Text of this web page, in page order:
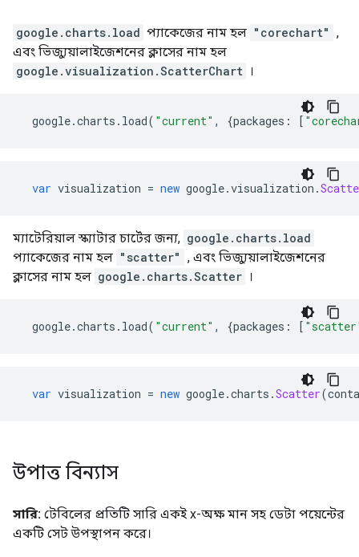
google.charts.load প্যাকেজের নাম হল "corechart" ,
এবং ভিজ্যুয়ালাইজেশনের ক্লাসের নাম হল
google.visualization.ScatterChart ।
google.charts . load( "current" , {packages : [
var visualization = new google.visualization .
ম্যাটেরিয়াল স্ক্যাটার চার্টের জন্য, google.charts.load
প্যাকেজের নাম হল "scatter" , এবং ভিজ্যুয়ালাইজেশনের
ক্লাসের নাম হল google.charts.Scatter ।
google.charts . load( "current" , {packages : [
var visualization = new google.charts .Scatter(
উপাত্ত বিন্যাস
সারি: টেবিলের প্রতিটি সারি একই x-অক্ষ মান সহ ডেটা পয়েন্টের
একটি সেট উপস্থাপন করে।